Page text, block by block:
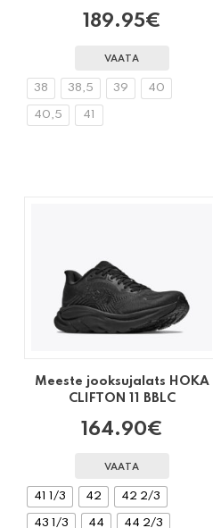
189.95€
VAATA
38 38,5 39 40
40,5 41
Meeste jooksujalats HOKA
CLIFTON 11 BBLC
164.90€
VAATA
41 1/3 42 42 2/3
43 1/3 44 44 2/3